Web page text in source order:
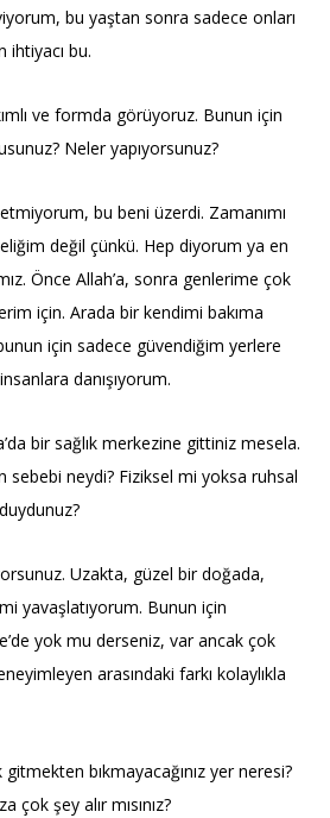
bu yaştan sonra sadece onları
ihtiyacı bu.
ve formda görüyoruz. Bunun için
Neler yapıyorsunuz?
bu beni üzerdi. Zamanımı
değil çünkü. Hep diyorum ya en
Önce Allah’a, sonra genlerime çok
için. Arada bir kendimi bakıma
için sadece güvendiğim yerlere
danışıyorum.
bir sağlık merkezine gittiniz mesela.
sebebi neydi? Fiziksel mi yoksa ruhsal
Uzakta, güzel bir doğada,
yavaşlatıyorum. Bunun için
yok mu derseniz, var ancak çok
arasındaki farkı kolaylıkla
bıkmayacağınız yer neresi?
çok şey alır mısınız?